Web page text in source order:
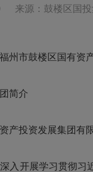
来源：鼓楼区国投
州市鼓楼区国有资
简介
投资发展集团有限
开展学习贯彻习近